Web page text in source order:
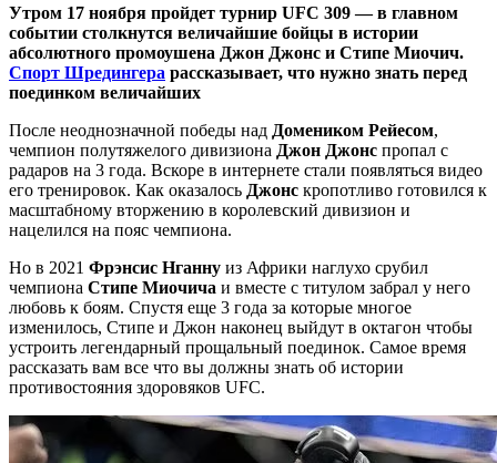
Утром 17 ноября пройдет турнир UFC 309 — в главном
событии столкнутся величайшие бойцы в истории
абсолютного промоушена Джон Джонс и Стипе Миочич.
Спорт Шредингера рассказывает, что нужно знать перед
поединком величайших
После неоднозначной победы над Домеником Рейесом,
чемпион полутяжелого дивизиона Джон Джонс пропал с
радаров на 3 года. Вскоре в интернете стали появляться видео
его тренировок. Как оказалось Джонс кропотливо готовился к
масштабному вторжению в королевский дивизион и
нацелился на пояс чемпиона.
Но в 2021 Фрэнсис Нганну из Африки наглухо срубил
чемпиона Стипе Миочича и вместе с титулом забрал у него
любовь к боям. Спустя еще 3 года за которые многое
изменилось, Стипе и Джон наконец выйдут в октагон чтобы
устроить легендарный прощальный поединок. Самое время
рассказать вам все что вы должны знать об истории
противостояния здоровяков UFC.